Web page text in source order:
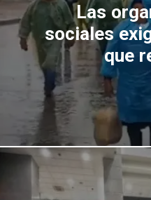
Las
sociales
que